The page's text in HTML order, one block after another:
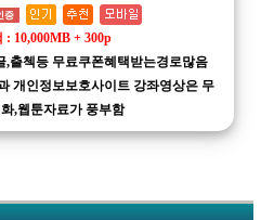
증
: 10,000MB + 300p
,출첵등 무료쿠폰혜택받는경로많음
개인정보보호사이트 강좌영상은 무
,웹툰자료가 풍부함